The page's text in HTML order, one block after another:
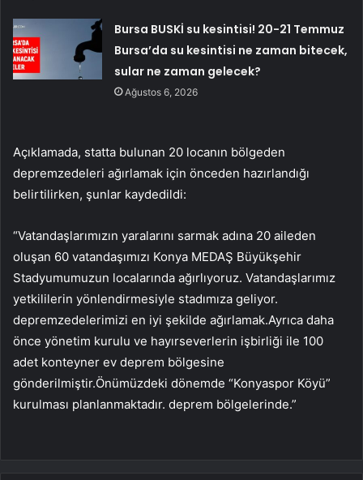
Bursa BUSKİ su kesintisi! 20-21 Temmuz
Bursa’da su kesintisi ne zaman bitecek,
sular ne zaman gelecek?
Ağustos 6, 2026
Açıklamada, statta bulunan 20 locanın bölgeden
depremzedeleri ağırlamak için önceden hazırlandığı
belirtilirken, şunlar kaydedildi:
“Vatandaşlarımızın yaralarını sarmak adına 20 aileden
oluşan 60 vatandaşımızı Konya MEDAŞ Büyükşehir
Stadyumumuzun localarında ağırlıyoruz. Vatandaşlarımız
yetkililerin yönlendirmesiyle stadımıza geliyor.
depremzedelerimizi en iyi şekilde ağırlamak.Ayrıca daha
önce yönetim kurulu ve hayırseverlerin işbirliği ile 100
adet konteyner ev deprem bölgesine
gönderilmiştir.Önümüzdeki dönemde “Konyaspor Köyü”
kurulması planlanmaktadır. deprem bölgelerinde.”